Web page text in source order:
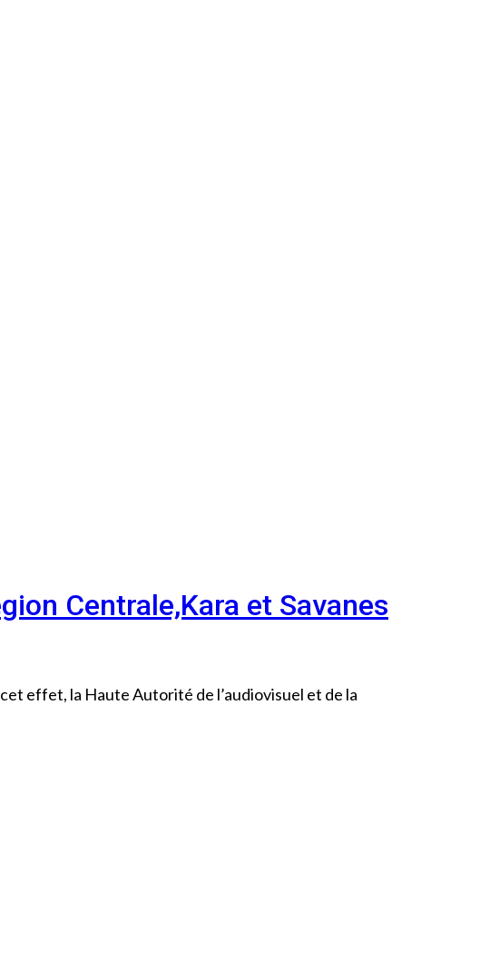
Centrale,Kara et Savanes
effet, la Haute Autorité de l’audiovisuel et de la